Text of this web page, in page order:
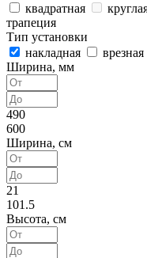
квадратная
трапеция
Тип установки
накладная
врезная
Ширина, мм
490
600
Ширина, см
21
101.5
Высота, см